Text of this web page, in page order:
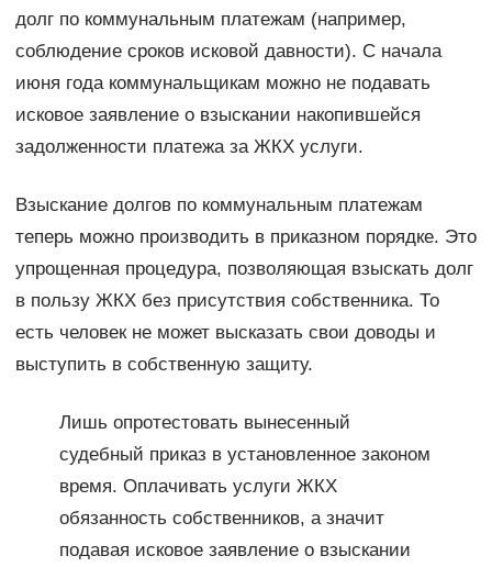
долг по коммунальным платежам (например,
соблюдение сроков исковой давности). С начала
июня года коммунальщикам можно не подавать
исковое заявление о взыскании накопившейся
задолженности платежа за ЖКХ услуги.
Взыскание долгов по коммунальным платежам
теперь можно производить в приказном порядке. Это
упрощенная процедура, позволяющая взыскать долг
в пользу ЖКХ без присутствия собственника. То
есть человек не может высказать свои доводы и
выступить в собственную защиту.
Лишь опротестовать вынесенный
судебный приказ в установленное законом
время. Оплачивать услуги ЖКХ
обязанность собственников, а значит
подавая исковое заявление о взыскании